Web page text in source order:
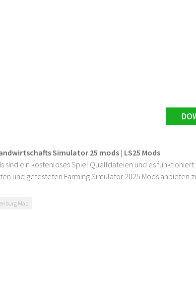
Simulator 25 mods | LS25 Mods
sind ein kostenloses Spiel Quelldateien und es
und getesteten Farming Simulator 2025 Mods anbieten
Map